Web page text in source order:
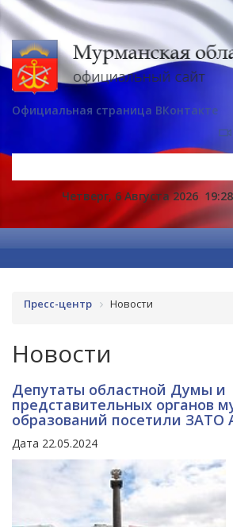
Официальная страница ВКонтакте
Четверг, 6 Августа 2026 19:28
Пресс-центр Новости
Новости
Депутаты областной Думы и
представительных органов
образований посетили ЗАТО
Дата 22.05.2024